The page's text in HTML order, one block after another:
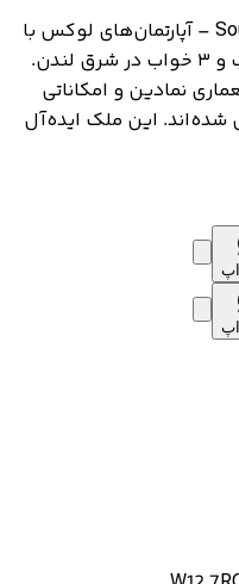
South Quay Plaza (Harcourt Gardens) – آپارتمان‌های لوکس با
مالکیت کامل شامل ۱ خواب، ۲ خواب و ۳ خواب در شرق لندن.
ممتاز در زون ۲ با معماری نمادین و امکاناتی
این ملک ایده‌آل